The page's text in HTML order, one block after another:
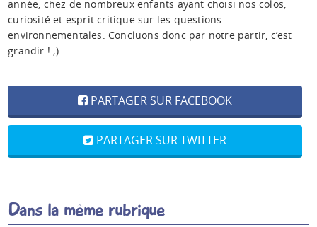
année, chez de nombreux enfants ayant choisi nos colos,
curiosité et esprit critique sur les questions
environnementales. Concluons donc par notre partir, c’est
grandir ! ;)
PARTAGER SUR FACEBOOK
PARTAGER SUR TWITTER
Dans la même rubrique